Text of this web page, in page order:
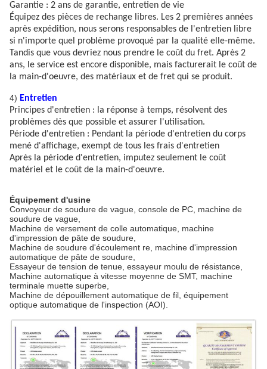
Garantie : 2 ans de garantie, entretien de vie
Équipez des pièces de rechange libres. Les 2 premières années
après expédition, nous serons responsables de l'entretien libre
si n'importe quel problème provoqué par la qualité elle-même.
Tandis que vous devriez nous prendre le coût du fret. Après 2
ans, le service est encore disponible, mais facturerait le coût de
la main-d'oeuvre, des matériaux et de fret qui se produit.
4) Entretien
Principes d'entretien : la réponse à temps, résolvent des
problèmes dès que possible et assurer l'utilisation.
Période d'entretien : Pendant la période d'entretien du corps
mené d'affichage, exempt de tous les frais d'entretien
Après la période d'entretien, imputez seulement le coût
matériel et le coût de la main-d'oeuvre.
Équipement d'usine
Convoyeur de soudure de vague, console de PC, machine de
soudure de vague,
Machine de versement de colle automatique, machine
d'impression de pâte de soudure,
Machine de soudure d'écoulement re, machine d'impression
automatique de pâte de soudure,
Essayeur de tension de tenue, essayeur moulu de résistance,
Machine automatique à vitesse moyenne de SMT, machine
terminale muette superbe,
Machine de dépouillement automatique de fil, équipement
optique automatique de l'inspection (AOI).